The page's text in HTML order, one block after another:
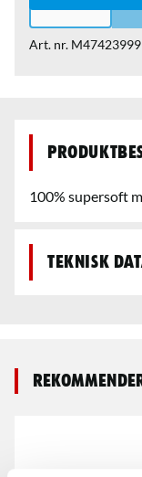
Art. nr.
100% supersoft
Teknisk